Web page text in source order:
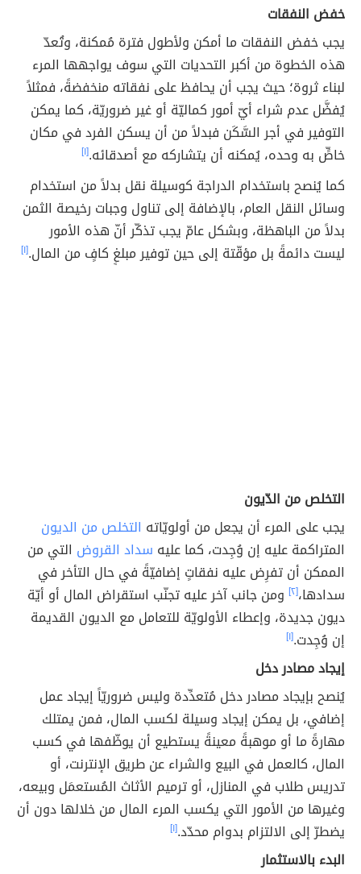
خفض النفقات
يجب خفض النفقات ما أمكن ولأطول فترة مُمكنة، وتُعدّ
هذه الخطوة من أكبر التحديات التي سوف يواجهها المرء
لبناء ثروة؛ حيث يجب أن يحافظ على نفقاته منخفضةً، فمثلاً
يُفضَّل عدم شراء أيّ أمور كماليّة أو غير ضروريّة، كما يمكن
التوفير في أجر السَّكَن فبدلاً من أن يسكن الفرد في مكان
خاصٍّ به وحده، يُمكنه أن يتشاركه مع أصدقائه.[١]
كما يُنصح باستخدام الدراجة كوسيلة نقل بدلاً من استخدام
وسائل النقل العام، بالإضافة إلى تناول وجبات رخيصة الثمن
بدلاً من الباهظة، وبشكل عامّ يجب تذكّر أنّ هذه الأمور
ليست دائمةً بل مؤقّتة إلى حين توفير مبلغٍ كافٍ من المال.[١]
التخلص من الدّيون
يجب على المرء أن يجعل من أولويّاته التخلص من الديون
المتراكمة عليه إن وُجِدت، كما عليه سداد القروض التي من
الممكن أن تفرِض عليه نفقاتٍ إضافيّةً في حال التأخر في
سدادها،[٢]
ومن جانب آخر عليه تجنّب استقراض المال أو أيّة
ديون جديدة، وإعطاء الأولويّة للتعامل مع الديون القديمة
إن وُجِدت.[١]
إيجاد مصادر دخل
يُنصح بإيجاد مصادر دخل مُتعدِّدة وليس ضروريّاً إيجاد عمل
إضافي، بل يمكن إيجاد وسيلة لكسب المال، فمن يمتلك
مهارةً ما أو موهبةً معينةً يستطيع أن يوظّفها في كسب
المال، كالعمل في البيع والشراء عن طريق الإنترنت، أو
تدريس طلاب في المنازل، أو ترميم الأثاث المُستعمَل وبيعه،
وغيرها من الأمور التي يكسب المرء المال من خلالها دون أن
يضطرّ إلى الالتزام بدوام محدّد.[١]
البدء بالاستثمار